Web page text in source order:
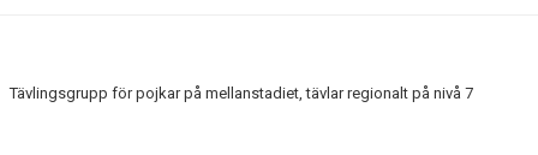
Tävlingsgrupp för pojkar på mellanstadiet, tävlar regionalt på nivå 7